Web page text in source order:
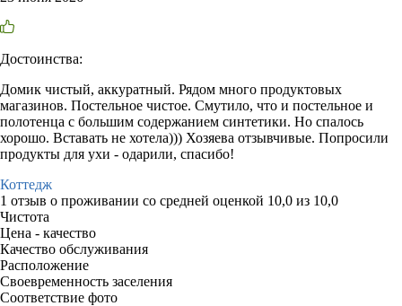
Достоинства:
Домик чистый, аккуратный. Рядом много продуктовых
магазинов. Постельное чистое. Смутило, что и постельное и
полотенца с большим содержанием синтетики. Но спалось
хорошо. Вставать не хотела))) Хозяева отзывчивые. Попросили
продукты для ухи - одарили, спасибо!
Коттедж
1 отзыв о проживании со средней оценкой 10,0 из 10,0
Чистота
Цена - качество
Качество обслуживания
Расположение
Своевременность заселения
Соответствие фото